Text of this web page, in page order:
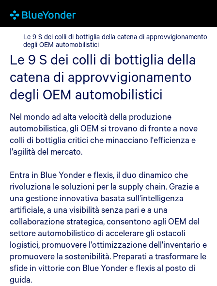
Le 9 S dei colli di bottiglia della catena di approvvigionamento
Le 9 S dei colli di bottiglia della catena di approvvigionamento
degli OEM automobilistici
Le 9 S dei colli di bottiglia della
catena di approvvigionamento
degli OEM automobilistici
Nel mondo ad alta velocità della produzione
automobilistica, gli OEM si trovano di fronte a nove
colli di bottiglia critici che minacciano l'efficienza e
l'agilità del mercato.
Entra in Blue Yonder e flexis, il duo dinamico che
rivoluziona le soluzioni per la supply chain. Grazie a
una gestione innovativa basata sull'intelligenza
artificiale, a una visibilità senza pari e a una
collaborazione strategica, consentono agli OEM del
settore automobilistico di accelerare gli ostacoli
logistici, promuovere l'ottimizzazione dell'inventario e
promuovere la sostenibilità. Preparati a trasformare le
sfide in vittorie con Blue Yonder e flexis al posto di
guida.